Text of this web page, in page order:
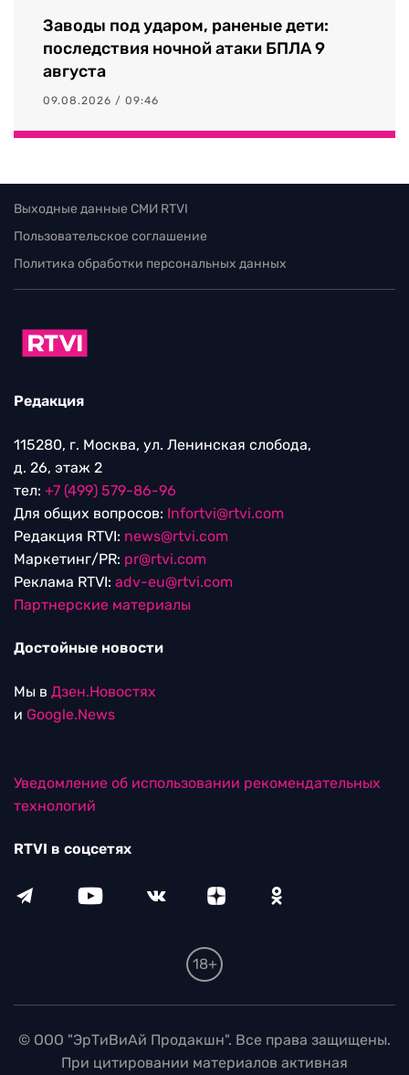
Заводы под ударом, раненые дети:
последствия ночной атаки БПЛА 9
августа
09.08.2026 / 09:46
Выходные данные СМИ RTVI
Пользовательское соглашение
Политика обработки персональных данных
Редакция
115280, г. Москва, ул. Ленинская слобода,
д. 26, этаж 2
тел: +7 (499) 579-86-96
Для общих вопросов: Infortvi@rtvi.com
Редакция RTVI: news@rtvi.com
Маркетинг/PR: pr@rtvi.com
Реклама RTVI: adv-eu@rtvi.com
Партнерские материалы
Достойные новости
Мы в Дзен.Новостях
и Google.News
Уведомление об использовании рекомендательных
технологий
RTVI в соцсетях
18+
© ООО "ЭрТиВиАй Продакшн". Все права защищены.
При цитировании материалов активная